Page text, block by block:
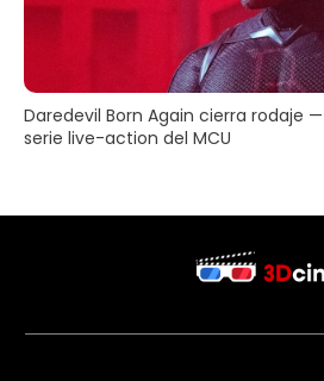
Daredevil Born Again cierra rodaje
serie live-action del MCU